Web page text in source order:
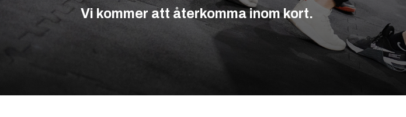
Vi kommer att återkomma inom kort.